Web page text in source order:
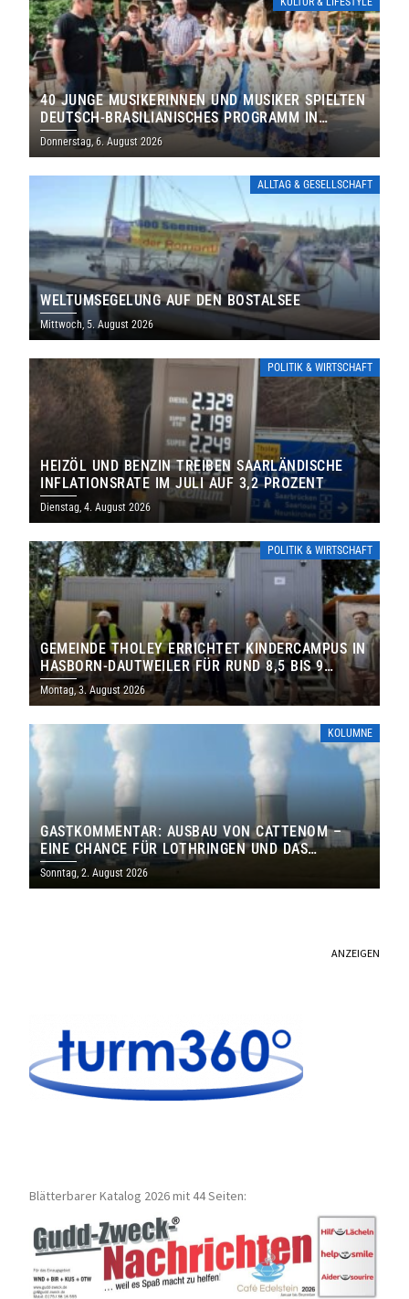
40 JUNGE MUSIKERINNEN UND MUSIKER SPIELTEN
DEUTSCH-BRASILIANISCHES PROGRAMM IN
THOLEY
Donnerstag, 6. August 2026
ALLTAG & GESELLSCHAFT
WELTUMSEGELUNG AUF DEN BOSTALSEE
Mittwoch, 5. August 2026
POLITIK & WIRTSCHAFT
HEIZÖL UND BENZIN TREIBEN SAARLÄNDISCHE
INFLATIONSRATE IM JULI AUF 3,2 PROZENT
Dienstag, 4. August 2026
POLITIK & WIRTSCHAFT
GEMEINDE THOLEY ERRICHTET KINDERCAMPUS IN
HASBORN-DAUTWEILER FÜR RUND 8,5 BIS 9
MILLIONEN EURO
Montag, 3. August 2026
KOLUMNE
GASTKOMMENTAR: AUSBAU VON CATTENOM –
EINE CHANCE FÜR LOTHRINGEN UND DAS
SAARLAND
Sonntag, 2. August 2026
ANZEIGEN
Blätterbarer Katalog 2026 mit 44 Seiten: